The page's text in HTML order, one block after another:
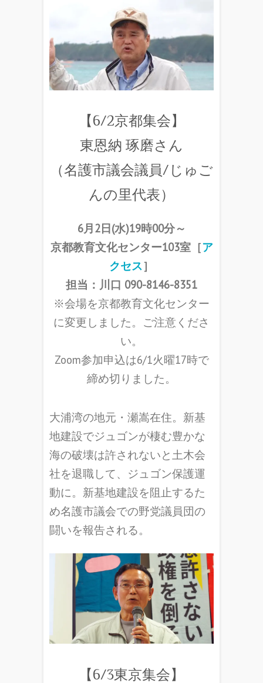
【6/2京都集会】
東恩納 琢磨さん
（名護市議会議員/じゅご
んの里代表）
6月2日(水)19時00分～
京都教育文化センター103室［ア
クセス ］
担当：川口 090-8146-8351
※会場を京都教育文化センター
に変更しました。ご注意くださ
い。
Zoom参加申込は6/1火曜17時で
締め切りました。
大浦湾の地元・瀬嵩在住。新基
地建設でジュゴンが棲む豊かな
海の破壊は許されないと土木会
社を退職して、ジュゴン保護運
動に。新基地建設を阻止するた
め名護市議会での野党議員団の
闘いを報告される。
【6/3東京集会】